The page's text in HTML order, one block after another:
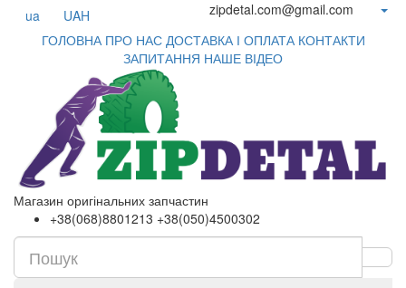
ua UAH
zipdetal.com@gmail.com
ГОЛОВНА ПРО НАС ДОСТАВКА І ОПЛАТА КОНТАКТИ
ЗАПИТАННЯ НАШЕ ВІДЕО
Магазин оригінальних запчастин
+38(068)8801213 +38(050)4500302